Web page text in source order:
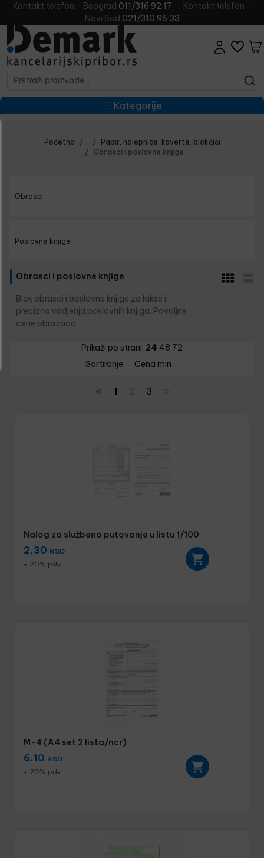
Kontakt telefon - Beograd 011/316 92 17
Kontakt telefon -
Novi Sad 021/310 96 33
Kategorije
Početna
Papir, nalepnice, koverte, blokčići
Obrasci i poslovne knjige
Obrasci
Poslovne knjige
Obrasci i poslovne knjige
Blok obrasci i poslovne knjige za lakše i
precizno vodjenja poslovnih knjiga. Povoljne
cene obrazaca.
Prikaži po strani: 24 48 72
Sortiranje:
Cena min
« 1 3
Nalog za službeno putovanje u listu 1/100
2,30 RSD
+ 20% pdv
M-4 (A4 set 2 lista/ncr)
6,10 RSD
+ 20% pdv